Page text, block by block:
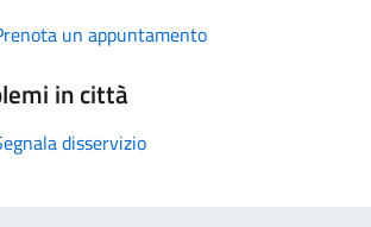
un appuntamento
in città
disservizio